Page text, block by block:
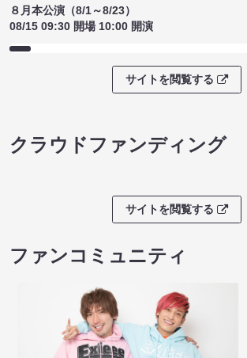
８月本公演（8/1～8/23）
08/15 09:30 開場 10:00 開演
サイトを閲覧する
クラウドファンディング
サイトを閲覧する
ファンコミュニティ